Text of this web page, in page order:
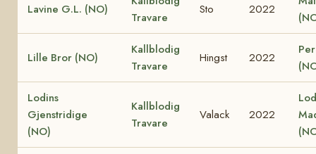
Lavine G.L. (NO)
Travare
Sto 2022
Lille Bror (NO)
Kallblodig
Travare
Hingst 2022
Lodins
Gjenstridige
(NO)
Kallblodig
Travare
Valack 2022